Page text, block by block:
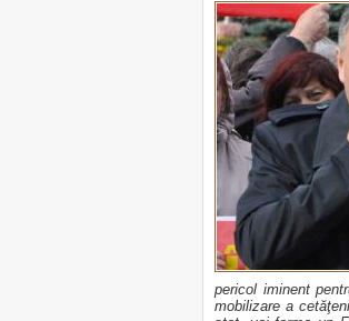
pericol iminent
mobilizare a